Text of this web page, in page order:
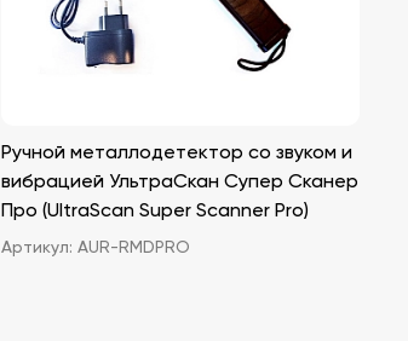
Ручной металлодетектор со звуком и
вибрацией УльтраСкан Супер Сканер
Про (UltraScan Super Scanner Pro)
Артикул: AUR-RMDPRO